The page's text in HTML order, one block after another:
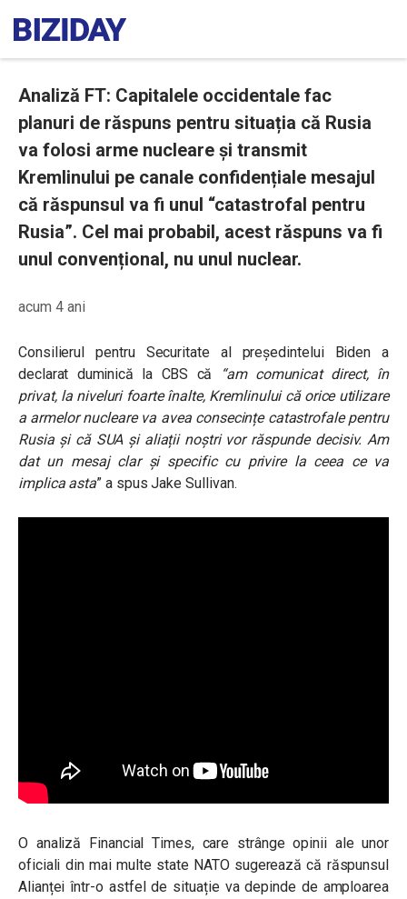
Analiză FT: Capitalele occidentale fac
planuri de răspuns pentru situația că Rusia
va folosi arme nucleare și transmit
Kremlinului pe canale confidențiale mesajul
că răspunsul va fi unul “catastrofal pentru
Rusia”. Cel mai probabil, acest răspuns va fi
unul convențional, nu unul nuclear.
acum 4 ani
Consilierul pentru Securitate al președintelui Biden a
declarat duminică la CBS că “am comunicat direct, în
privat, la niveluri foarte înalte, Kremlinului că orice utilizare
a armelor nucleare va avea consecințe catastrofale pentru
Rusia și că SUA și aliații noștri vor răspunde decisiv. Am
dat un mesaj clar și specific cu privire la ceea ce va
implica asta” a spus Jake Sullivan.
O analiză Financial Times, care strânge opinii ale unor
oficiali din mai multe state NATO sugerează că răspunsul
Alianței într-o astfel de situație va depinde de amploarea